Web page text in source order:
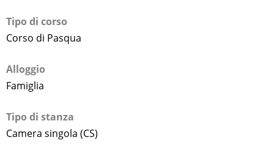
Tipo di corso
Corso di Pasqua
Alloggio
Famiglia
Tipo di stanza
Camera singola (CS)